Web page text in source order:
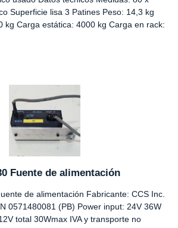
Superficie lisa 3 Patines Peso: 14,3 kg
kg Carga estática: 4000 kg Carga en rack:
Fuente de alimentación
de alimentación Fabricante: CCS Inc.
0571480081 (PB) Power input: 24V 36W
total 30Wmax IVA y transporte no